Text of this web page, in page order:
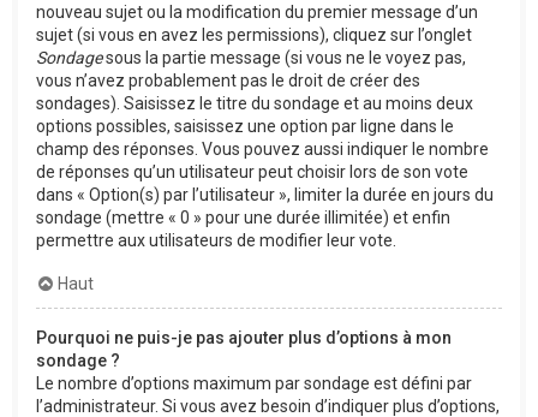
nouveau sujet ou la modification du premier message d’un
sujet (si vous en avez les permissions), cliquez sur l’onglet
Sondagesous la partie message (si vous ne le voyez pas,
vous n’avez probablement pas le droit de créer des
sondages). Saisissez le titre du sondage et au moins deux
options possibles, saisissez une option par ligne dans le
champ des réponses. Vous pouvez aussi indiquer le nombre
de réponses qu’un utilisateur peut choisir lors de son vote
dans « Option(s) par l’utilisateur », limiter la durée en jours du
sondage (mettre « 0 » pour une durée illimitée) et enfin
permettre aux utilisateurs de modifier leur vote.
Haut
Pourquoi ne puis-je pas ajouter plus d’options à mon
sondage ?
Le nombre d’options maximum par sondage est défini par
l’administrateur. Si vous avez besoin d’indiquer plus d’options,